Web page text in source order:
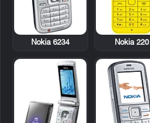
Nokia 220
Nokia 6234